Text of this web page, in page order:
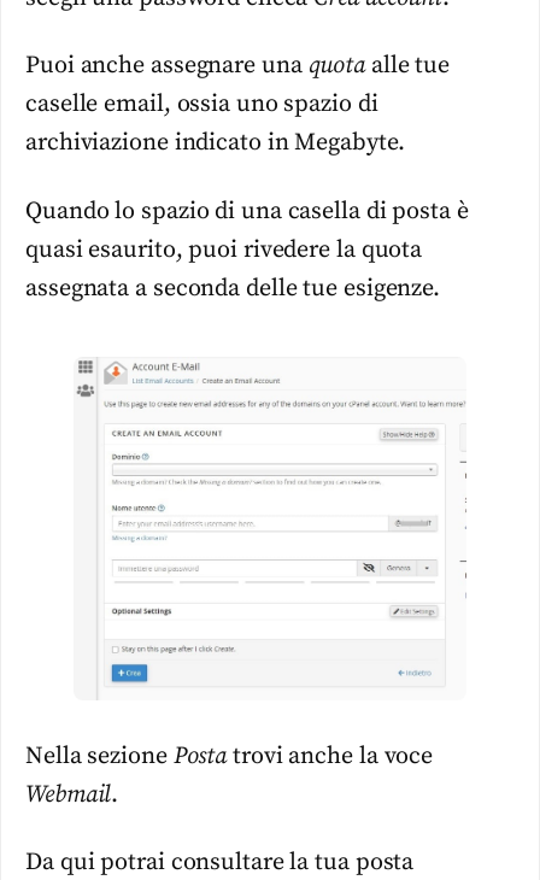
Puoi anche assegnare una quotaalle tue
caselle email, ossia uno spazio di
archiviazione indicato in Megabyte.
Quando lo spazio di una casella di posta è
quasi esaurito, puoi rivedere la quota
assegnata a seconda delle tue esigenze.
Nella sezione Postatrovi anche la voce
Webmail.
Da qui potrai consultare la tua posta